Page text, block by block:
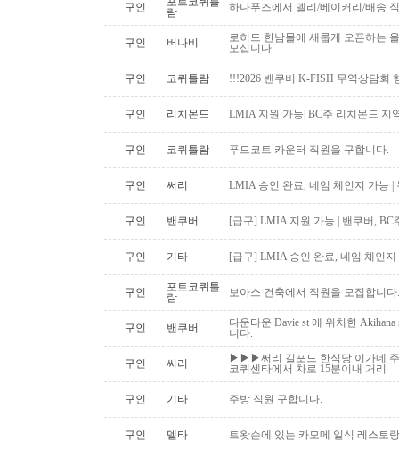
구인
람
하나푸즈에서 델리/베이커리/배송
구인 버나비
로히드 한남몰에 새롭게 오픈하는
모십니다
구인 코퀴틀람 !!!2026 밴쿠버 K-FISH 무역상담회
구인 리치몬드 LMIA 지원 가능| BC주 리치몬드 지
구인 코퀴틀람 푸드코트 카운터 직원을 구합니다.
구인 써리 LMIA 승인 완료, 네임 체인지 가능 |
구인 밴쿠버 [급구] LMIA 지원 가능 | 밴쿠버,
구인 기타 [급구] LMIA 승인 완료, 네임 체인
구인
포트코퀴틀
람
보아스 건축에서 직원을 모집합니다.
구인 밴쿠버
다운타운 Davie st 에 위치한
니다.
구인 써리
▶▶▶써리 길포드 한식당 이가네
코퀴센타에서 차로 15분이내 거리
구인 기타 주방 직원 구합니다.
구인 델타 트왓슨에 있는 카모메 일식 레스토